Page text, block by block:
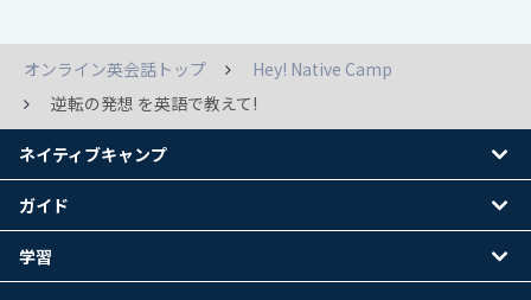
オンライン英会話トップ
Hey! Native Camp
逆転の発想 を英語で教えて!
ネイティブキャンプ
ガイド
学習